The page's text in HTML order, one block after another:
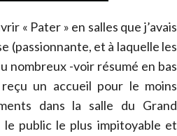
« Pater » en salles que j’avais
(passionnante, et à laquelle les
nombreux -voir résumé en bas
un accueil pour le moins
dans la salle du Grand
public le plus impitoyable et